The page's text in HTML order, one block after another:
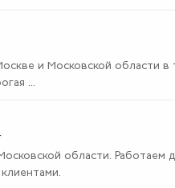
и Московской области в
...
области. Работаем